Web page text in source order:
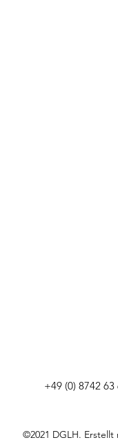
+49 (0) 8742 63
©2021 DGLH. Erstellt